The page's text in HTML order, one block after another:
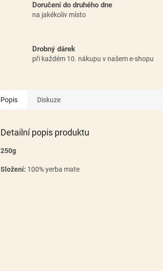
Doručení do druhého dne
na jakékoliv místo
Drobný dárek
při každém 10. nákupu v našem e-shopu
Popis Diskuze
Detailní popis produktu
250g
Složení: 100%yerba mate